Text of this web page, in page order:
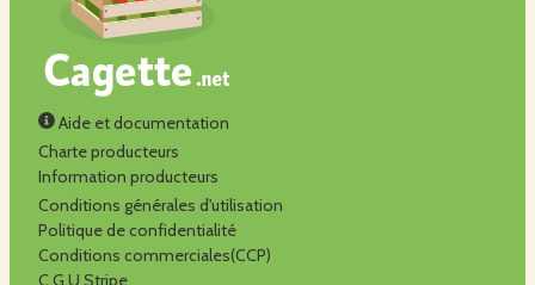
Aide et documentation
Charte producteurs
Information producteurs
Conditions générales d'utilisation
Politique de confidentialité
Conditions commerciales(CCP)
C.G.U Stripe